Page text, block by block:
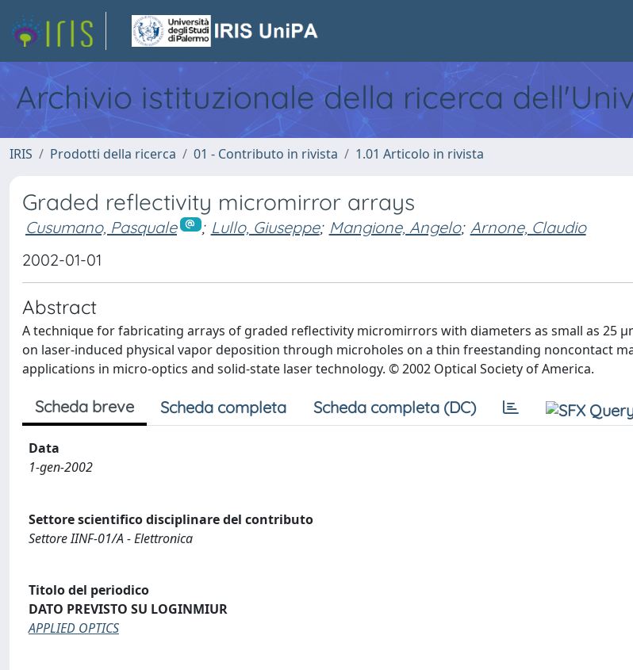
Archivio istituzionale della ricerca
IRIS Prodotti della ricerca 01 - Contributo in rivista 1.01 Articolo in rivista
Graded reflectivity micromirror arrays
Cusumano, Pasquale ; Lullo, Giuseppe; Mangione, Angelo; Arnone, Claudio
2002-01-01
Abstract
A technique for fabricating arrays of graded reflectivity micromirrors with diameters as small as 25
on laser-induced physical vapor deposition through microholes on a thin freestanding noncontact
applications in micro-optics and solid-state laser technology. © 2002 Optical Society of America.
Scheda breve Scheda completa Scheda completa (DC)
Data
1-gen-2002
Settore scientifico disciplinare del contributo
Settore IINF-01/A - Elettronica
Titolo del periodico
DATO PREVISTO SU LOGINMIUR
APPLIED OPTICS